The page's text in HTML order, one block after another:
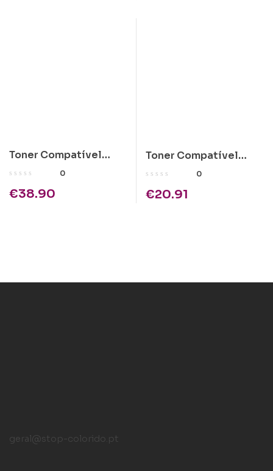
Toner Compatível
Kyocera TK-715 Preto
0
€38.90
Toner Compatível
Kyocera KM-2530/KM-
0
€20.91
geral@stop-colorido.pt